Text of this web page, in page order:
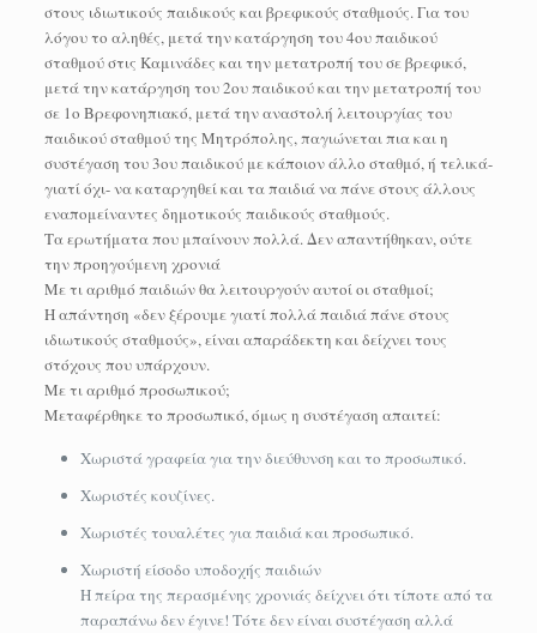
στους ιδιωτικούς παιδικούς και βρεφικούς σταθμούς. Για του
λόγου το αληθές, μετά την κατάργηση του 4ου παιδικού
σταθμού στις Καμινάδες και την μετατροπή του σε βρεφικό,
μετά την κατάργηση του 2ου παιδικού και την μετατροπή του
σε 1ο Βρεφονηπιακό, μετά την αναστολή λειτουργίας του
παιδικού σταθμού της Μητρόπολης, παγιώνεται πια και η
συστέγαση του 3ου παιδικού με κάποιον άλλο σταθμό, ή τελικά-
γιατί όχι- να καταργηθεί και τα παιδιά να πάνε στους άλλους
εναπομείναντες δημοτικούς παιδικούς σταθμούς.
Τα ερωτήματα που μπαίνουν πολλά. Δεν απαντήθηκαν, ούτε
την προηγούμενη χρονιά
Με τι αριθμό παιδιών θα λειτουργούν αυτοί οι σταθμοί;
Η απάντηση «δεν ξέρουμε γιατί πολλά παιδιά πάνε στους
ιδιωτικούς σταθμούς», είναι απαράδεκτη και δείχνει τους
στόχους που υπάρχουν.
Με τι αριθμό προσωπικού;
Μεταφέρθηκε το προσωπικό, όμως η συστέγαση απαιτεί:
Χωριστά γραφεία για την διεύθυνση και το προσωπικό.
Χωριστές κουζίνες.
Χωριστές τουαλέτες για παιδιά και προσωπικό.
Χωριστή είσοδο υποδοχής παιδιών
Η πείρα της περασμένης χρονιάς δείχνει ότι τίποτε από τα
παραπάνω δεν έγινε! Τότε δεν είναι συστέγαση αλλά